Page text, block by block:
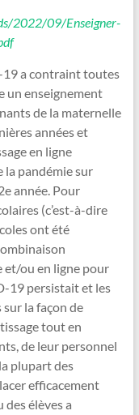
2022/09/Enseigner-
19 a contraint toutes
un enseignement
de la maternelle
années et
en ligne
la pandémie sur
année. Pour
(c’est-à-dire
ont été
et/ou en ligne pour
19 persistait et les
la façon de
tout en
de leur personnel
plupart des
efficacement
des élèves a